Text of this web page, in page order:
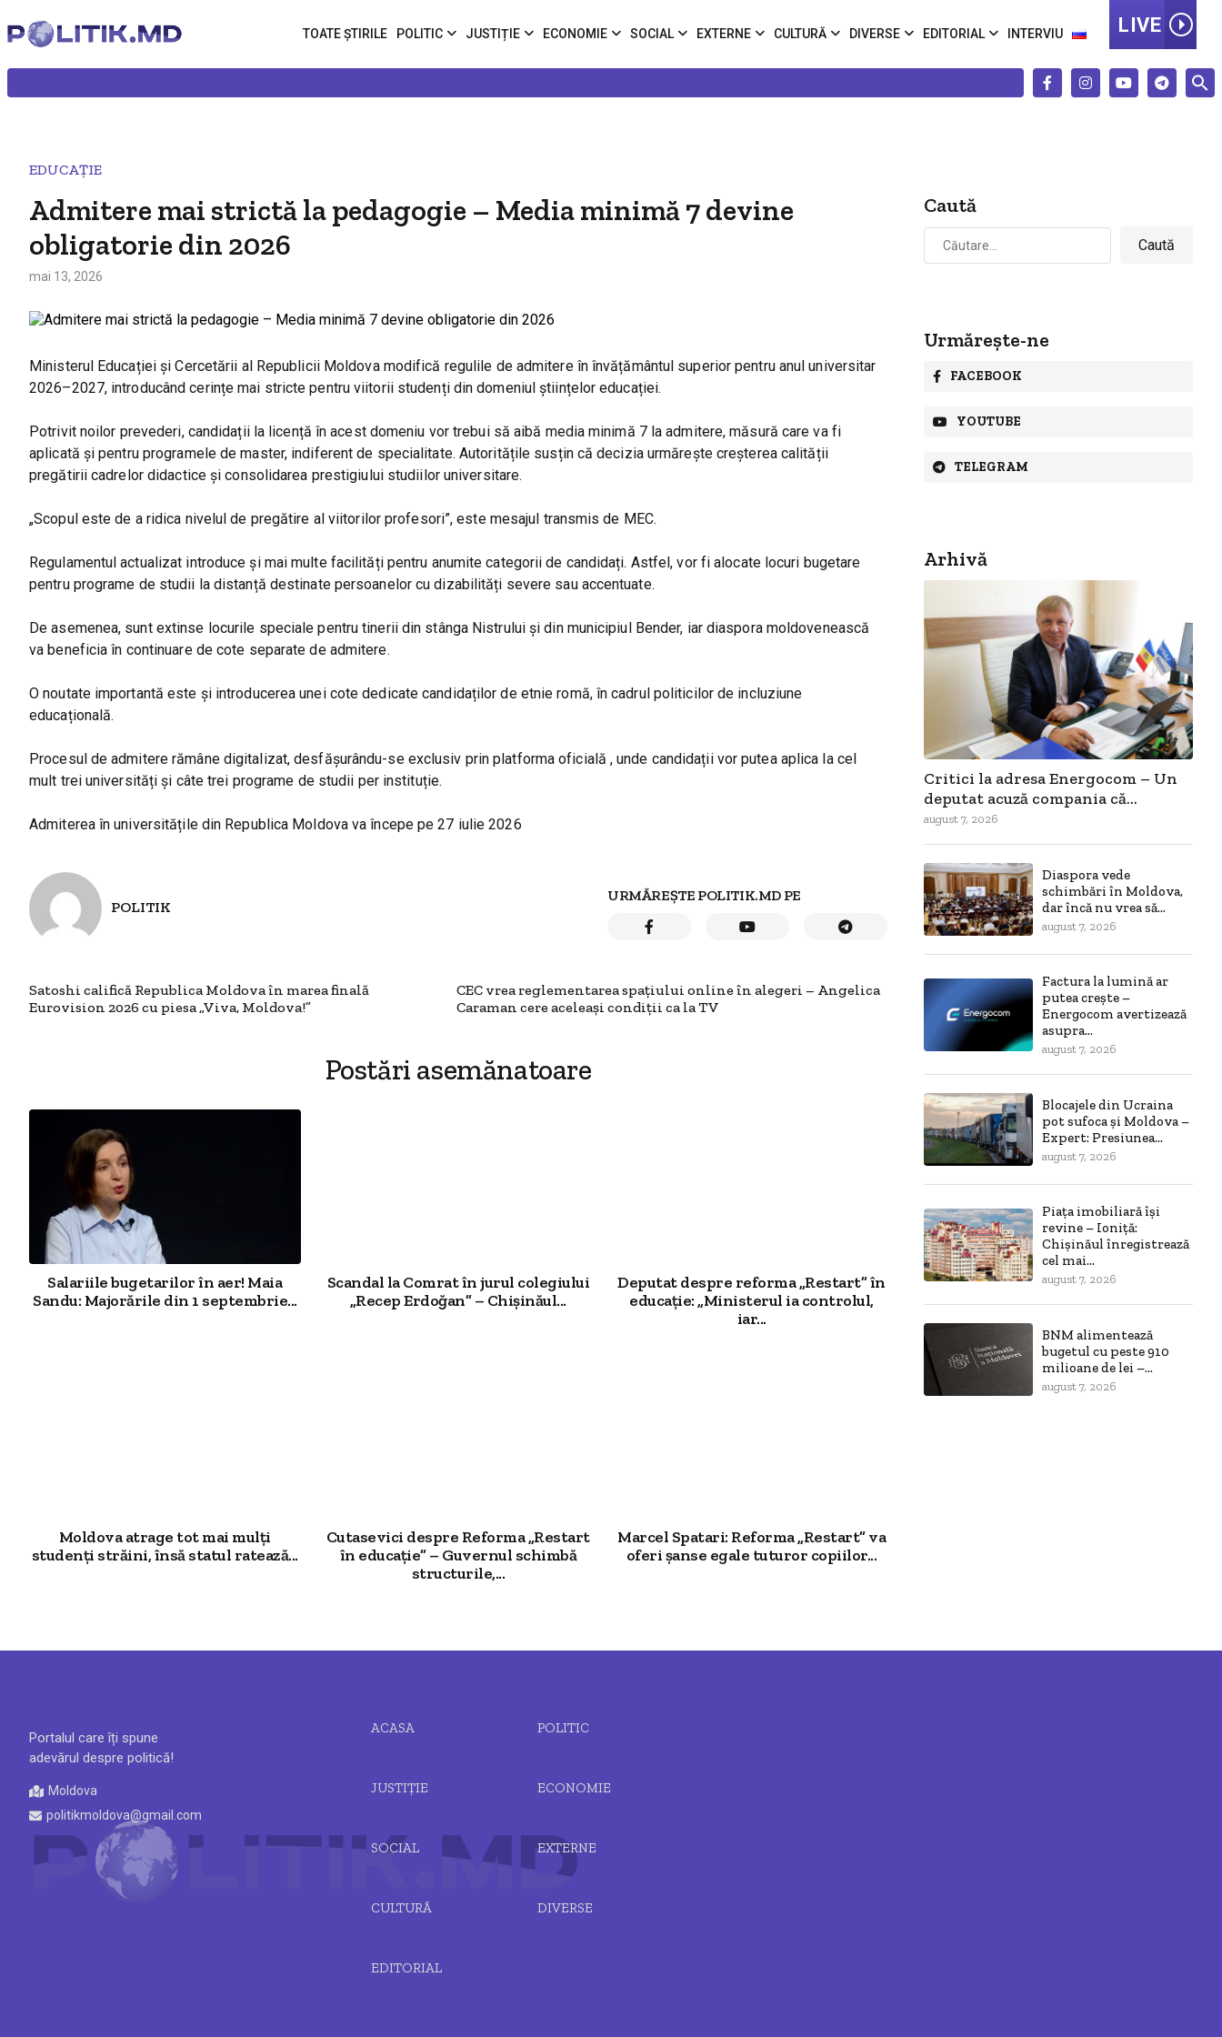
TOATE ȘTIRILE POLITIC JUSTIȚIE ECONOMIE SOCIAL EXTERNE CULTURĂ DIVERSE EDITORIAL INTERVIU LIVE
EDUCAȚIE
Admitere mai strictă la pedagogie – Media minimă 7 devine
obligatorie din 2026
mai 13, 2026
Ministerul Educației și Cercetării al Republicii Moldova modifică regulile de admitere în învățământul superior pentru anul universitar
2026–2027, introducând cerințe mai stricte pentru viitorii studenți din domeniul științelor educației.
Potrivit noilor prevederi, candidații la licență în acest domeniu vor trebui să aibă media minimă 7 la admitere, măsură care va fi
aplicată și pentru programele de master, indiferent de specialitate. Autoritățile susțin că decizia urmărește creșterea calității
pregătirii cadrelor didactice și consolidarea prestigiului studiilor universitare.
„Scopul este de a ridica nivelul de pregătire al viitorilor profesori”, este mesajul transmis de MEC.
Regulamentul actualizat introduce și mai multe facilități pentru anumite categorii de candidați. Astfel, vor fi alocate locuri bugetare
pentru programe de studii la distanță destinate persoanelor cu dizabilități severe sau accentuate.
De asemenea, sunt extinse locurile speciale pentru tinerii din stânga Nistrului și din municipiul Bender, iar diaspora moldovenească
va beneficia în continuare de cote separate de admitere.
O noutate importantă este și introducerea unei cote dedicate candidaților de etnie romă, în cadrul politicilor de incluziune
educațională.
Procesul de admitere rămâne digitalizat, desfășurându-se exclusiv prin platforma oficială , unde candidații vor putea aplica la cel
mult trei universități și câte trei programe de studii per instituție.
Admiterea în universitățile din Republica Moldova va începe pe 27 iulie 2026
POLITIK
URMĂREȘTE POLITIK.MD PE
Satoshi califică Republica Moldova în marea finală
Eurovision 2026 cu piesa „Viva, Moldova!”
CEC vrea reglementarea spațiului online în alegeri – Angelica
Caraman cere aceleași condiții ca la TV
Postări asemănatoare
Salariile bugetarilor în aer! Maia
Sandu: Majorările din 1 septembrie...
Scandal la Comrat în jurul colegiului
„Recep Erdoğan” – Chișinăul...
Deputat despre reforma „Restart” în
educație: „Ministerul ia controlul,
iar...
Moldova atrage tot mai mulți
studenți străini, însă statul ratează...
Cutasevici despre Reforma „Restart
în educație” – Guvernul schimbă
structurile,...
Marcel Spatari: Reforma „Restart” va
oferi șanse egale tuturor copiilor...
Caută
Caută
după:
Urmărește-ne
FACEBOOK
YOUTUBE
TELEGRAM
Arhivă
Critici la adresa Energocom – Un
deputat acuză compania că...
august 7, 2026
Diaspora vede
schimbări în Moldova,
dar încă nu vrea să...
august 7, 2026
Factura la lumină ar
putea crește –
Energocom avertizează
asupra...
august 7, 2026
Blocajele din Ucraina
pot sufoca și Moldova –
Expert: Presiunea...
august 7, 2026
Piața imobiliară își
revine – Ioniță:
Chișinăul înregistrează
cel mai...
august 7, 2026
BNM alimentează
bugetul cu peste 910
milioane de lei –...
august 7, 2026
Portalul care îți spune
adevărul despre politică!
Moldova
politikmoldova@gmail.com
ACASA POLITIC
JUSTIȚIE ECONOMIE
SOCIAL EXTERNE
CULTURĂ DIVERSE
EDITORIAL